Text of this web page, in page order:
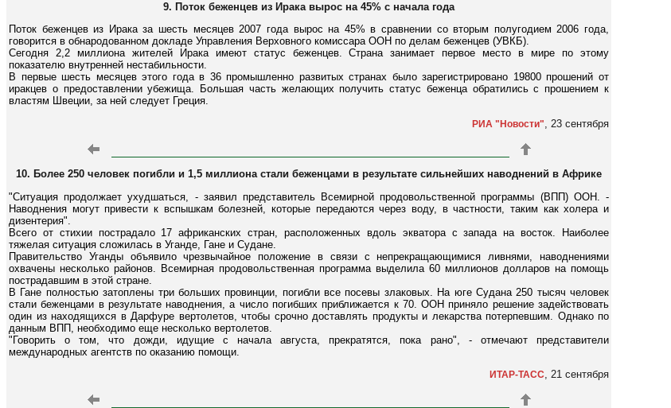
9. Поток беженцев из Ирака вырос на 45% с начала года
Поток беженцев из Ирака за шесть месяцев 2007 года вырос на 45% в сравнении со вторым полугодием 2006 года,
говорится в обнародованном докладе Управления Верховного комиссара ООН по делам беженцев (УВКБ).
Сегодня 2,2 миллиона жителей Ирака имеют статус беженцев. Страна занимает первое место в мире по этому
показателю внутренней нестабильности.
В первые шесть месяцев этого года в 36 промышленно развитых странах было зарегистрировано 19800 прошений от
иракцев о предоставлении убежища. Большая часть желающих получить статус беженца обратились с прошением к
властям Швеции, за ней следует Греция.
РИА "Новости" , 23 сентября
10. Более 250 человек погибли и 1,5 миллиона стали беженцами в результате сильнейших наводнений в Африке
"Ситуация продолжает ухудшаться, - заявил представитель Всемирной продовольственной программы (ВПП) ООН. -
Наводнения могут привести к вспышкам болезней, которые передаются через воду, в частности, таким как холера и
дизентерия".
Всего от стихии пострадало 17 африканских стран, расположенных вдоль экватора с запада на восток. Наиболее
тяжелая ситуация сложилась в Уганде, Гане и Судане.
Правительство Уганды объявило чрезвычайное положение в связи с непрекращающимися ливнями, наводнениями
охвачены несколько районов. Всемирная продовольственная программа выделила 60 миллионов долларов на помощь
пострадавшим в этой стране.
В Гане полностью затоплены три больших провинции, погибли все посевы злаковых. На юге Судана 250 тысяч человек
стали беженцами в результате наводнения, а число погибших приближается к 70. ООН приняло решение задействовать
один из находящихся в Дарфуре вертолетов, чтобы срочно доставлять продукты и лекарства потерпевшим. Однако по
данным ВПП, необходимо еще несколько вертолетов.
"Говорить о том, что дожди, идущие с начала августа, прекратятся, пока рано", - отмечают представители
международных агентств по оказанию помощи.
ИТАР-ТАСС, 21 сентября